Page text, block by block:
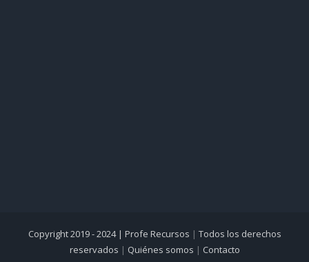
Copyright 2019 - 2024 | Profe Recursos | Todos los derechos
reservados | Quiénes somos | Contacto